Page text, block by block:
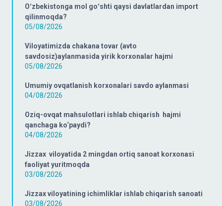
Oʻzbekistonga mol goʻshti qaysi davlatlardan import
qilinmoqda?
05/08/2026
Viloyatimizda chakana tovar (avto
savdosiz)aylanmasida yirik korxonalar hajmi
05/08/2026
Umumiy ovqatlanish korxonalari savdo aylanmasi
04/08/2026
Oziq-ovqat mahsulotlari ishlab chiqarish hajmi
qanchaga ko‘paydi?
04/08/2026
Jizzax viloyatida 2 mingdan ortiq sanoat korxonasi
faoliyat yuritmoqda
03/08/2026
Jizzax viloyatining ichimliklar ishlab chiqarish sanoati
03/08/2026